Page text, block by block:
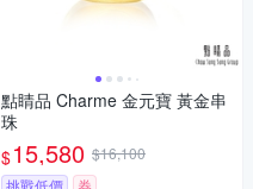
點睛品 Charme 金元寶 黃金串
珠
$15,580 $16,100